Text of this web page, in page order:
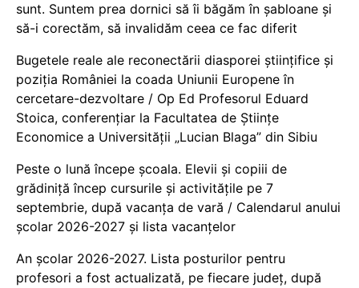
sunt. Suntem prea dornici să îi băgăm în șabloane și
să-i corectăm, să invalidăm ceea ce fac diferit
Bugetele reale ale reconectării diasporei științifice și
poziția României la coada Uniunii Europene în
cercetare-dezvoltare / Op Ed Profesorul Eduard
Stoica, conferențiar la Facultatea de Științe
Economice a Universității „Lucian Blaga” din Sibiu
Peste o lună începe școala. Elevii și copiii de
grădiniță încep cursurile și activitățile pe 7
septembrie, după vacanța de vară / Calendarul anului
școlar 2026-2027 și lista vacanțelor
An școlar 2026-2027. Lista posturilor pentru
profesori a fost actualizată, pe fiecare județ, după